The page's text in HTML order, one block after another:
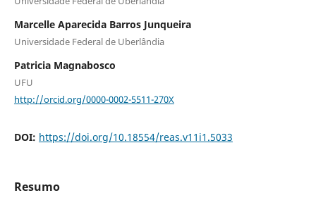
Marcelle Aparecida Barros Junqueira
Universidade Federal de Uberlândia
Patricia Magnabosco
UFU
http://orcid.org/0000-0002-5511-270X
DOI: https://doi.org/10.18554/reas.v11i1.5033
Resumo